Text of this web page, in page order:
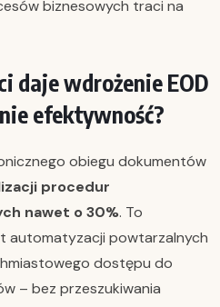
biznesowych traci na
daje wdrożenie EOD
efektywność?
obiegu dokumentów
procedur
nawet o 30%. To
automatyzacji powtarzalnych
dostępu do
– bez przeszukiwania